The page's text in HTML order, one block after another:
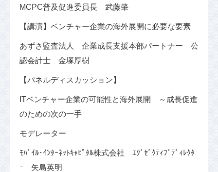
MCPC普及促進委員長 武藤肇
【講演】ベンチャー企業の海外展開に必要な要素
あずさ監査法人 企業成長支援本部パートナー 公
認会計士 金塚厚樹
【パネルディスカッション】
ITベンチャー企業の可能性と海外展開 ～成長促進
のための次の一手
モデレーター
ﾓﾊﾞｲﾙ･ｲﾝﾀｰﾈｯﾄｷｬﾋﾟﾀﾙ株式会社 ｴｸﾞｾﾞｸﾃｨﾌﾞﾃﾞｨﾚｸﾀ
ｰ 矢島英明